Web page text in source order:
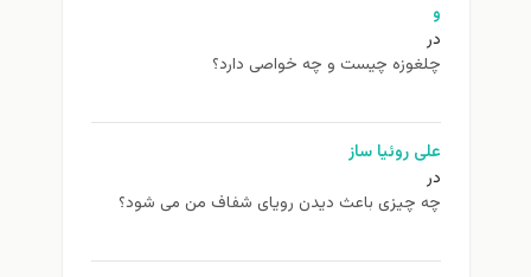
و
در
چلغوزه چیست و چه خواصی دارد؟
علی روئیا ساز
در
چه چیزی باعث دیدن رویای شفاف من می شود؟